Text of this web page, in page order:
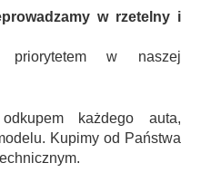
w rzetelny i
priorytetem w naszej
każdego auta,
Kupimy od Państwa